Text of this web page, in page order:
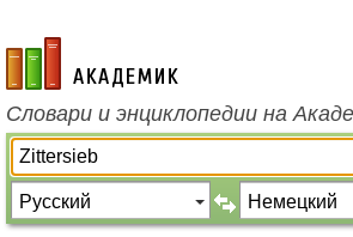
academic.ru
Словари и энциклопедии на